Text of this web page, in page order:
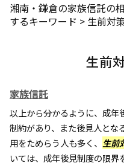
湘南・鎌倉の家族信託の
するキーワード > 生前対
生前
家族信託
以上から分かるように、成年
制約があり、また後見人とな
用をためらう人も多く、 生前
いては、成年後見制度の限